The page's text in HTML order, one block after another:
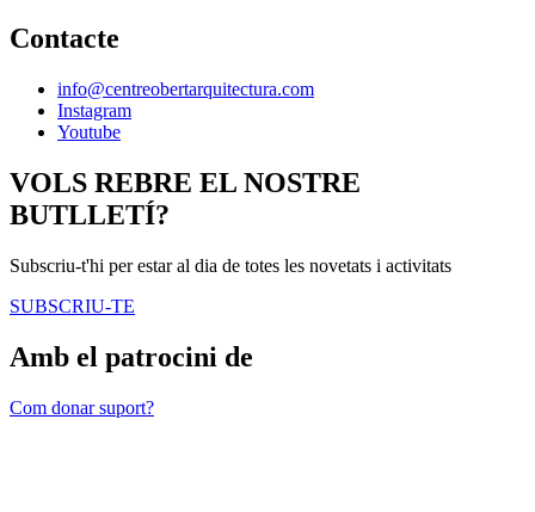
Contacte
info@centreobertarquitectura.com
Instagram
Youtube
VOLS REBRE EL NOSTRE
BUTLLETÍ?
Subscriu-t'hi per estar al dia de totes les novetats i activitats
SUBSCRIU-TE
Amb el patrocini de
Com donar suport?